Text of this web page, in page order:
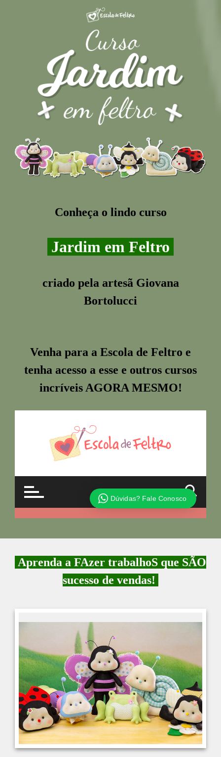
Conheça o lindo curso
Jardim em Feltro
criado pela artesã Giovana
Bortolucci
Venha para a Escola de Feltro e
tenha acesso a esse e outros cursos
incríveisAGORA MESMO!
Aprenda a FAzer trabalhoS que SÃO
sucesso de vendas!